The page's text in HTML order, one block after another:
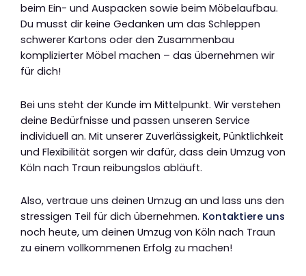
beim Ein- und Auspacken sowie beim Möbelaufbau.
Du musst dir keine Gedanken um das Schleppen
schwerer Kartons oder den Zusammenbau
komplizierter Möbel machen – das übernehmen wir
für dich!
Bei uns steht der Kunde im Mittelpunkt. Wir verstehen
deine Bedürfnisse und passen unseren Service
individuell an. Mit unserer Zuverlässigkeit, Pünktlichkeit
und Flexibilität sorgen wir dafür, dass dein Umzug von
Köln nach Traun reibungslos abläuft.
Also, vertraue uns deinen Umzug an und lass uns den
stressigen Teil für dich übernehmen. Kontaktiere uns
noch heute, um deinen Umzug von Köln nach Traun
zu einem vollkommenen Erfolg zu machen!